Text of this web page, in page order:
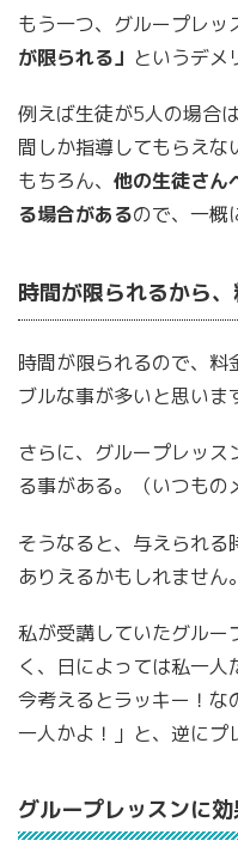
もう一つ、グループレッ
が限られる」 というデメ
例えば生徒が5人の場合
間しか指導してもらえな
もちろん、 他の生徒さん
る場合があるので、一概
時間が限られるから
時間が限られるので、料
ブルな事が多いと思いま
さらに、グループレッ
る事がある。（いつもの
そうなると、与えられる
ありえるかもしれません。
私が受講していたグルー
く、日によっては私一人
今考えるとラッキー！な
一人かよ！」と、逆にプ
グループレッスンに